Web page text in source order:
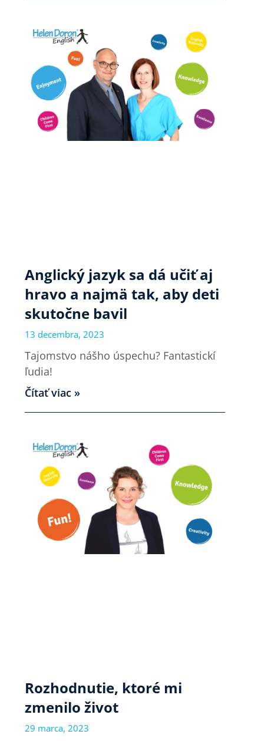
Anglický jazyk sa dá učiť aj
hravo a najmä tak, aby deti
skutočne bavil
13 decembra, 2023
Tajomstvo nášho úspechu? Fantastickí
ľudia!
Čítať viac »
Rozhodnutie, ktoré mi
zmenilo život
29 marca, 2023